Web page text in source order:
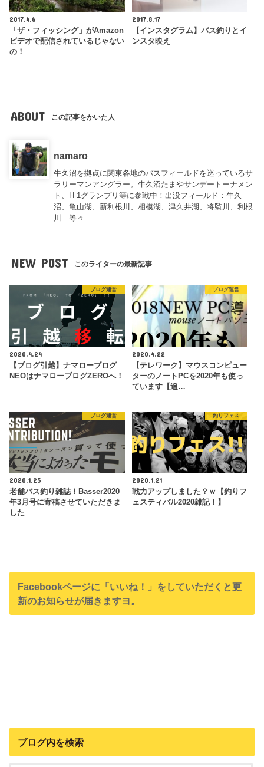
2017.4.6
「ザ・フィッシング」がAmazon
ビデオで配信されているじゃない
の！
2017.8.17
【インスタグラム】バス釣りとイ
ンスタ映え
ABOUT この記事をかいた人
namaro
牛久沼を拠点に関東各地のバスフィールドを巡っているサ
ラリーマンアングラー。牛久沼たまやサンデートーナメン
ト、H-1グランプリ等に参戦中！出没フィールド：牛久
沼、亀山湖、新利根川、相模湖、津久井湖、将監川、利根
川…等々
NEW POST このライターの最新記事
ブログ運営
2020.4.24
【ブログ引越】ナマローブログ
NEOはナマローブログZEROへ！
ブログ運営
2020.4.22
【テレワーク】マウスコンピュー
ターのノートPCを2020年も使っ
ています【追…
ブログ運営
2020.1.25
老舗バス釣り雑誌！Basser2020
年3月号に寄稿させていただきま
した
釣りフェス
2020.1.21
戦力アップしました？ｗ【釣りフ
ェスティバル2020雑記！】
Facebookページに「いいね！」をしていただくと更
新のお知らせが届きますヨ。
ブログ内を検索